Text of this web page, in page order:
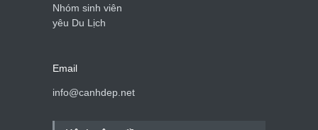
Nhóm sinh viên
yêu Du Lịch
Email
info@canhdep.net